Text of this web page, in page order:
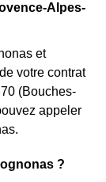
Alpes-
et
votre contrat
(Bouches-
appeler
?